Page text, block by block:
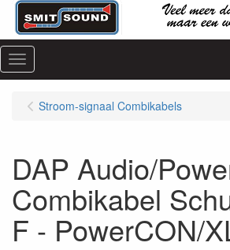
Menu
Stroom-signaal Combikabels
DAP Audio/
Combikabel
F - PowerCON/